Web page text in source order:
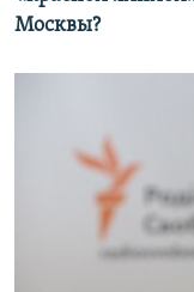
Москвы?